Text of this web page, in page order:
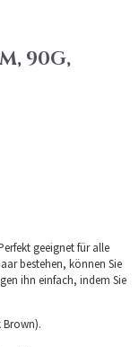
90G,
geeignet für alle
bestehen, können Sie
ihn einfach, indem Sie
Brown).